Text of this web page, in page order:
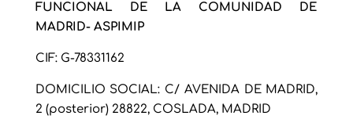
FUNCIONAL DE LA COMUNIDAD DE
MADRID- ASPIMIP
CIF: G-78331162
DOMICILIO SOCIAL: C/ AVENIDA DE MADRID,
2 (posterior) 28822, COSLADA, MADRID